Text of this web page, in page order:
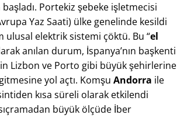
Portekiz şebeke işletmecisi
Yaz Saati) ülke genelinde kesildi​
ulusal elektrik sistemi çöktü​. Bu “el
anılan durum, İspanya’nın başkenti
Lizbon ve Porto gibi büyük şehirlerine
yol açtı. Komşu Andorra ile
kısa süreli olarak etkilendi​
büyük ölçüde İber